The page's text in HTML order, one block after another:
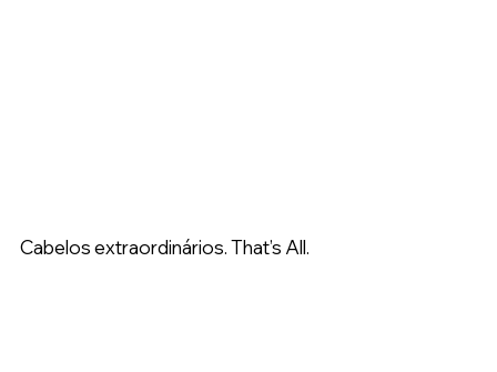
Cabelos extraordinários. That’s All.